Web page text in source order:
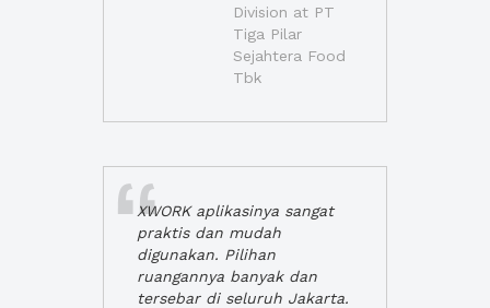
Division at PT
Tiga Pilar
Sejahtera Food
Tbk
XWORK aplikasinya sangat
praktis dan mudah
digunakan. Pilihan
ruangannya banyak dan
tersebar di seluruh Jakarta.